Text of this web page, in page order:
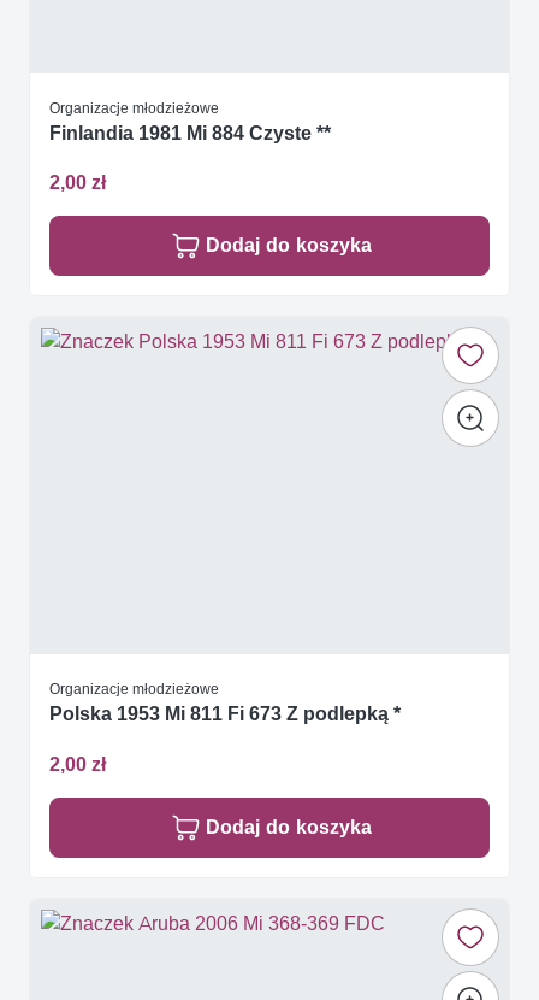
Organizacje młodzieżowe
Finlandia 1981 Mi 884 Czyste **
2,00 zł
Dodaj do koszyka
Organizacje młodzieżowe
Polska 1953 Mi 811 Fi 673 Z podlepką *
2,00 zł
Dodaj do koszyka